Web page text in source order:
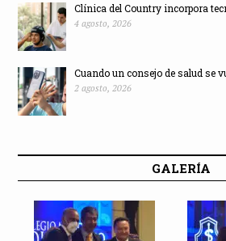
Clínica del Country incorpora
4 agosto, 2026
Cuando un consejo de salud se
2 agosto, 2026
GALERÍA